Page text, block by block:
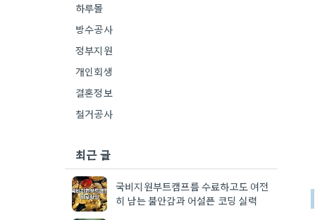
하루몰
방수공사
정부지원
개인회생
결혼정보
철거공사
최근 글
국비지원부트캠프를 수료하고도 여전
히 남는 불안감과 어설픈 코딩 실력